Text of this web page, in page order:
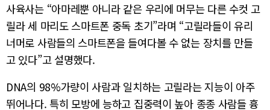
사육사는 “아마레뿐 아니라 같은 우리에 머무는 다른 수컷 고
릴라 세 마리도 스마트폰 중독 초기”라며 “고릴라들이 유리
너머로 사람들의 스마트폰을 들여다볼 수 없는 장치를 만들
고 있다”고 설명했다.
DNA의 98%가량이 사람과 일치하는 고릴라는 지능이 아주
뛰어나다. 특히 모방에 능하고 집중력이 높아 종종 사람들 흉